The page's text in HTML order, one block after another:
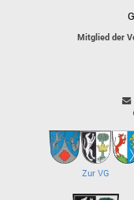
Mitglied der
Zur VG